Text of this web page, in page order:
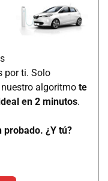
por ti. Solo
algoritmo te
en 2 minutos.
probado. ¿Y tú?